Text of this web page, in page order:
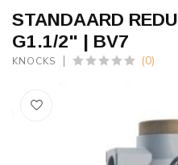
STANDAARD
G1.1/2" | BV7
KNOCKS (0)